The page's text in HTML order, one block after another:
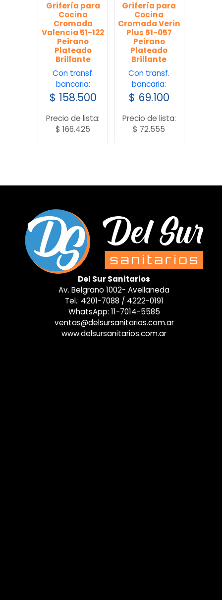
Grifería para
Cocina
Cromada
Valencia 51-122
Peirano
Plateado
Brillante
Con transf.
bancaria:
$ 158.500
Precio de lista:
$ 166.425
Grifería para
Cocina
Cromada Verin
Plus 51-057
Peirano
Plateado
Brillante
Con transf.
bancaria:
$ 69.100
Precio de lista:
$ 72.555
Del Sur Sanitarios
Av. Belgrano 1002- Avellaneda
Tel.: 4201-7088 / 4222-0191
WhatsApp: 11-7014-5585
ventas@delsursanitarios.com.ar
www.delsursanitarios.com.ar